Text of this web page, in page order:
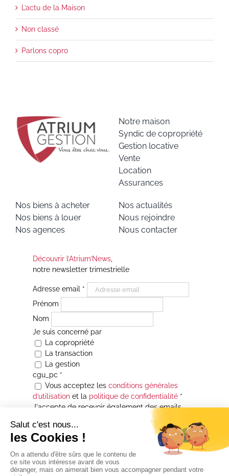
L’actu de la Maison
Non classé
Parlons copro
Notre maison
Syndic de copropriété
Gestion locative
Vente
Location
Assurances
Nos biens à acheter
Nos biens à louer
Nos agences
Nos actualités
Nous rejoindre
Nous contacter
Découvrir l’Atrium’News,
notre newsletter trimestrielle
Adresse email *
Prénom
Nom
Je suis concerné par
La copropriété
La transaction
La gestion
cgu_pc *
Vous acceptez les conditions générales
d’utilisationet la politique de confidentialité*
J'accepte de recevoir également des emails
Je souhaite être informé(e) de toutes les
actualités immobilières des agences de la
Maison Atrium Gestion. À tout moment, vous
pourrez utiliser le lien de désabonnement
intégré aux courriers électroniques qui vous
seront envoyés.